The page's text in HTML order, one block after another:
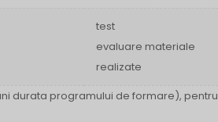
test
evaluare materiale
realizate
durata programului de formare), pentru